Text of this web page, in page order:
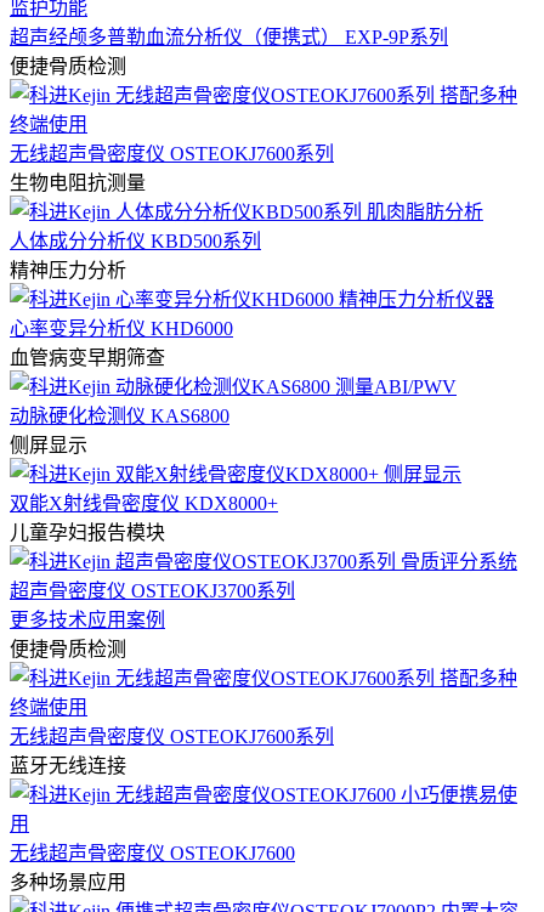
超声经颅多普勒血流分析仪（便携式） EXP-9P系列
便捷骨质检测
无线超声骨密度仪 OSTEOKJ7600系列
生物电阻抗测量
人体成分分析仪 KBD500系列
精神压力分析
心率变异分析仪 KHD6000
血管病变早期筛查
动脉硬化检测仪 KAS6800
侧屏显示
双能X射线骨密度仪 KDX8000+
儿童孕妇报告模块
超声骨密度仪 OSTEOKJ3700系列
更多技术应用案例
便捷骨质检测
无线超声骨密度仪 OSTEOKJ7600系列
蓝牙无线连接
无线超声骨密度仪 OSTEOKJ7600
多种场景应用